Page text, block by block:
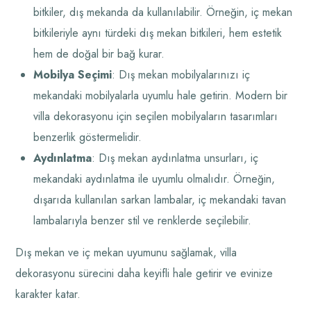
bitkiler, dış mekanda da kullanılabilir. Örneğin, iç mekan
bitkileriyle aynı türdeki dış mekan bitkileri, hem estetik
hem de doğal bir bağ kurar.
Mobilya Seçimi: Dış mekan mobilyalarınızı iç
mekandaki mobilyalarla uyumlu hale getirin. Modern bir
villa dekorasyonu için seçilen mobilyaların tasarımları
benzerlik göstermelidir.
Aydınlatma: Dış mekan aydınlatma unsurları, iç
mekandaki aydınlatma ile uyumlu olmalıdır. Örneğin,
dışarıda kullanılan sarkan lambalar, iç mekandaki tavan
lambalarıyla benzer stil ve renklerde seçilebilir.
Dış mekan ve iç mekan uyumunu sağlamak, villa
dekorasyonu sürecini daha keyifli hale getirir ve evinize
karakter katar.